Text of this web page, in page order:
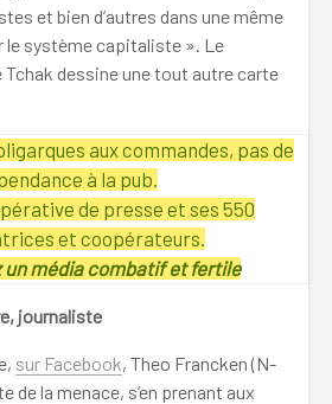
et bien d’autres dans une même
le système capitaliste ». Le
Tchak dessine une tout autre carte
aux commandes, pas de
à la pub.
de presse et ses 550
et coopérateurs.
un média combatif et fertile
journaliste
sur Facebook, Theo Francken (N-
de la menace, s’en prenant aux